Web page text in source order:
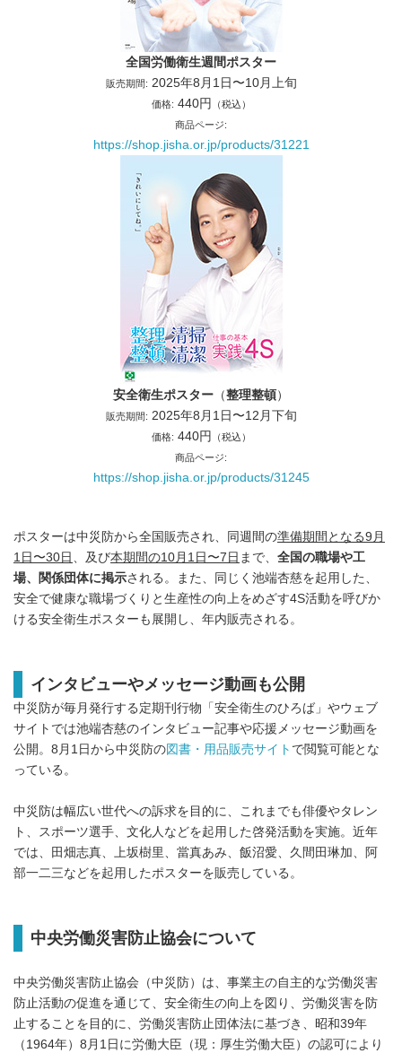
全国労働衛生週間ポスター
販売期間: 2025年8月1日〜10月上旬
価格: 440円
（税込）
商品ページ:
https://shop.jisha.or.jp/products/31221
安全衛生ポスター （整理整頓）
販売期間: 2025年8月1日〜12月下旬
価格: 440円
（税込）
商品ページ:
https://shop.jisha.or.jp/products/31245
ポスターは中災防から全国販売され、同週間の準備期間となる9月
1日〜30日 、及び本期間の10月1日〜7日 まで、 全国の職場や工
場、関係団体に掲示される。また、同じく池端杏慈を起用した、
安全で健康な職場づくりと生産性の向上をめざす4S活動を呼びか
ける安全衛生ポスターも展開し、年内販売される。
インタビューやメッセージ動画も公開
中災防が毎月発行する定期刊行物「安全衛生のひろば」やウェブ
サイトでは池端杏慈のインタビュー記事や応援メッセージ動画を
公開。8月1日から中災防の図書・用品販売サイト で閲覧可能とな
っている。
中災防は幅広い世代への訴求を目的に、これまでも俳優やタレン
ト、スポーツ選手、文化人などを起用した啓発活動を実施。近年
では、田畑志真、上坂樹里、當真あみ、飯沼愛、久間田琳加、阿
部一二三などを起用したポスターを販売している。
中央労働災害防止協会について
中央労働災害防止協会（中災防）は、事業主の自主的な労働災害
防止活動の促進を通じて、安全衛生の向上を図り、労働災害を防
止することを目的に、労働災害防止団体法に基づき、昭和39年
（1964年）8月1日に労働大臣（現：厚生労働大臣）の認可により